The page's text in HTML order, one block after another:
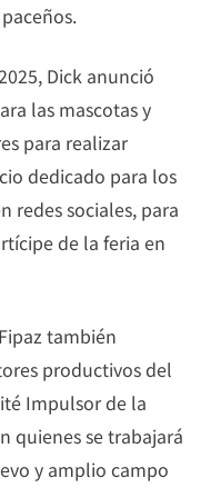
Dick anunció
las mascotas y
para realizar
dedicado para los
redes sociales, para
de la feria en
también
productivos del
Impulsor de la
quienes se trabajará
y amplio campo